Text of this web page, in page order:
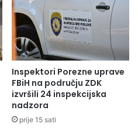
Inspektori Porezne uprave
FBiH na području ZDK
izvršili 24 inspekcijska
nadzora
prije 15 sati